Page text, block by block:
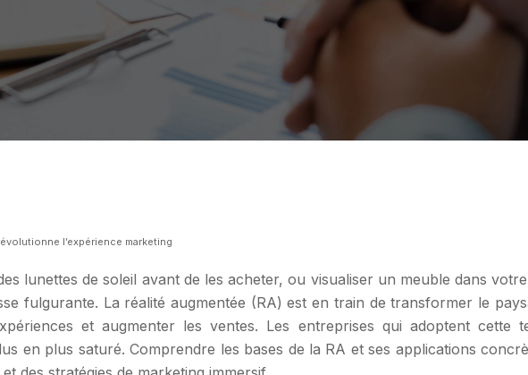
l’expérience marketing
lunettes de soleil avant de les acheter, ou visualiser un meuble dans
fulgurante. La réalité augmentée (RA) est en train de transformer le
et augmenter les ventes. Les entreprises qui adoptent cette
en plus saturé. Comprendre les bases de la RA et ses applications